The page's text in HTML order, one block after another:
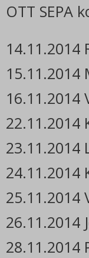
OTT SEPA
14.11.2014
15.11.2014
16.11.2014
22.11.2014
23.11.2014
24.11.2014
25.11.2014
26.11.2014
28.11.2014